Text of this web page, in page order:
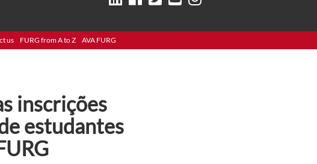
us FURG from A to Z AVA FURG
inscrições
estudantes